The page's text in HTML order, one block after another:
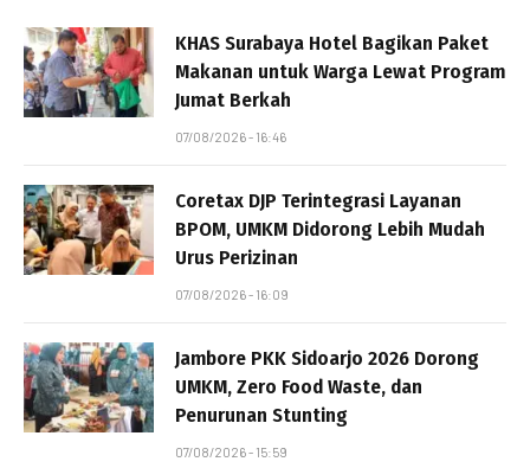
KHAS Surabaya Hotel Bagikan Paket
Makanan untuk Warga Lewat Program
Jumat Berkah
07/08/2026 - 16:46
Coretax DJP Terintegrasi Layanan
BPOM, UMKM Didorong Lebih Mudah
Urus Perizinan
07/08/2026 - 16:09
Jambore PKK Sidoarjo 2026 Dorong
UMKM, Zero Food Waste, dan
Penurunan Stunting
07/08/2026 - 15:59